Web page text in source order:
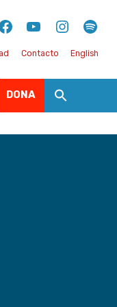
FacebookYoutube Instagram
Contacto English
DONA